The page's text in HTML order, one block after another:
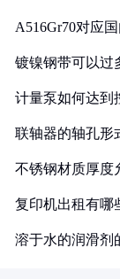
A516Gr70对应
镀镍钢带可以过
计量泵如何达到
联轴器的轴孔形
不锈钢材质厚度
复印机出租有哪
溶于水的润滑剂